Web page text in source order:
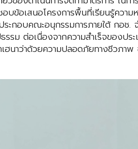
ข้อเสนอโครงการพื้นที่เรียนรู้ควา
ะกอบคณะอนุกรรมการภายใต้ กอช
ต่อเนื่องจากความสำเร็จของประ
ฮนาว่าด้วยความปลอดภัยทางชีวภ